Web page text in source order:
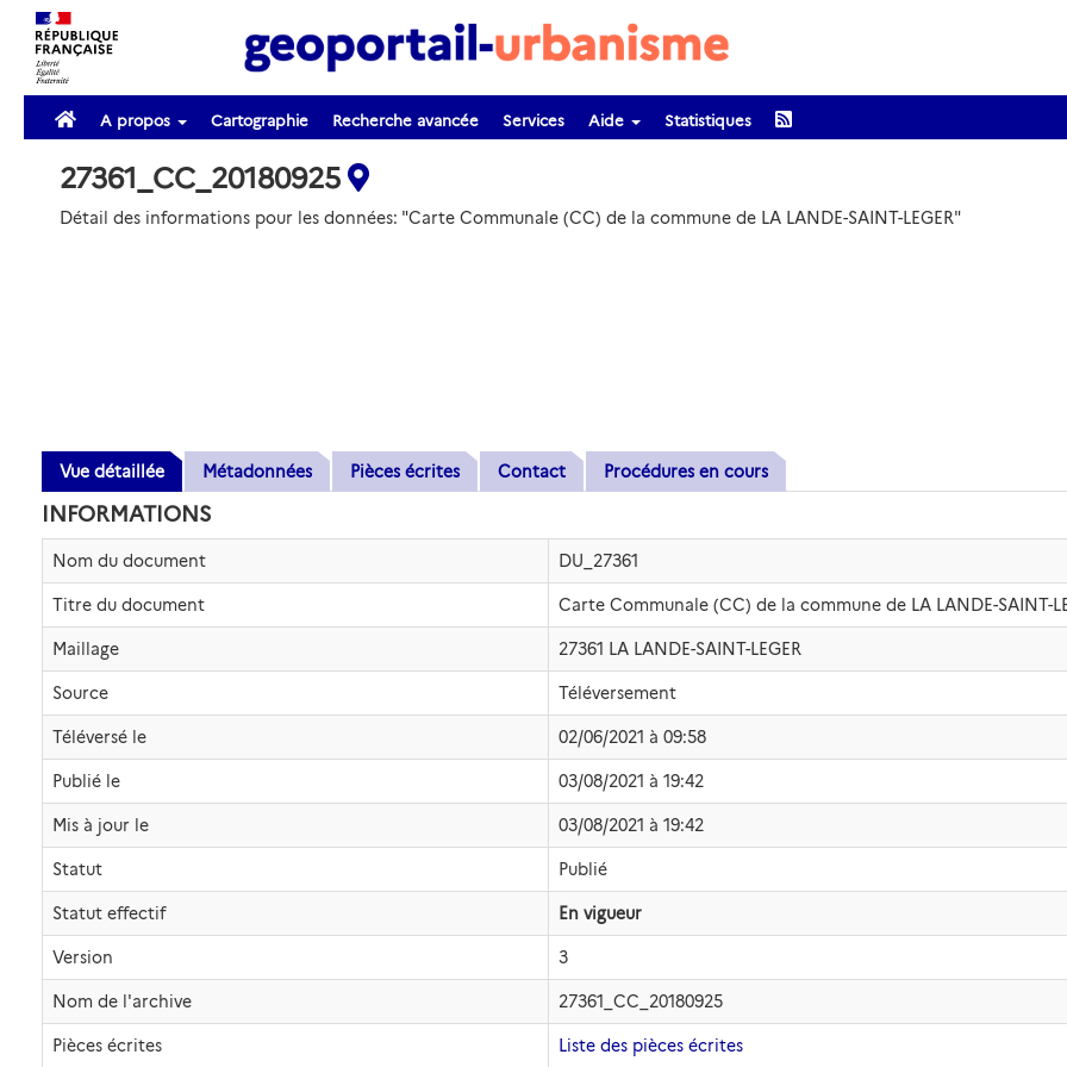
A propos Cartographie Recherche avancée Services Aide Statistiques
27361_CC_20180925
Détail des informations pour les données: "Carte Communale (CC) de la commune de LA LANDE-SAINT-LEGER"
Vue détaillée Métadonnées Pièces écrites Contact Procédures en cours
INFORMATIONS
Nom du document DU_27361
Titre du document Carte Communale (CC) de la commune de LA LANDE-SAINT-
Maillage 27361 LA LANDE-SAINT-LEGER
Source Téléversement
Téléversé le 02/06/2021 à 09:58
Publié le 03/08/2021 à 19:42
Mis à jour le 03/08/2021 à 19:42
Statut Publié
Statut effectif En vigueur
Version 3
Nom de l'archive 27361_CC_20180925
Pièces écrites Liste des pièces écrites